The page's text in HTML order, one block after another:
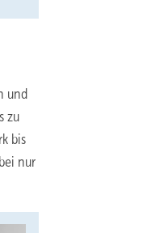
und
zu
bis
nur